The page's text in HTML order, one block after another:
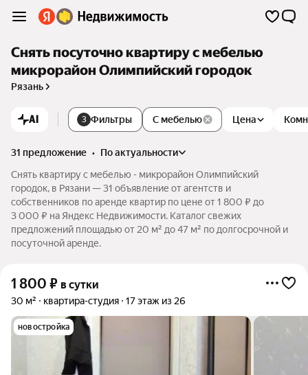
Снять посуточно квартиру с мебелью
микрорайон Олимпийский городок
Рязань
AI 3 Фильтры Цена
С мебелью
31 предложение •
по актуальности
Снять квартиру с мебелью - микрорайон Олимпийский
городок, в Рязани — 31 объявление от агентств и
собственников по аренде квартир по цене от 1 800 ₽ до
3 000 ₽ на Яндекс Недвижимости. Каталог свежих
предложений площадью от 20 м² до 47 м² по долгосрочной и
посуточной аренде.
1 800 ₽ в сутки
30 м² квартира-студия 17 этаж из 26
новостройка